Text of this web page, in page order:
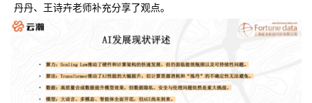
丹丹、王诗卉老师补充分享了观点。